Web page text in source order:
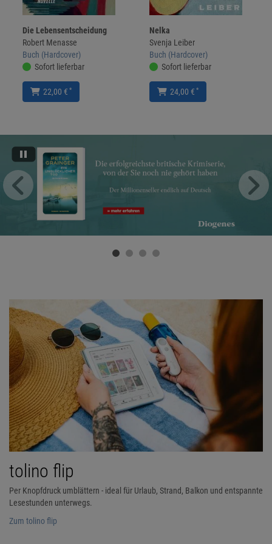
Die Lebensentscheidung
Robert Menasse
Buch (Hardcover)
Sofort lieferbar
22,00 € *
Nelka
Svenja Leiber
Buch (Hardcover)
Sofort lieferbar
24,00 € *
tolino flip
Per Knopfdruck umblättern - ideal für Urlaub, Strand, Balkon und entspannte
Lesestunden unterwegs.
Zum tolino flip